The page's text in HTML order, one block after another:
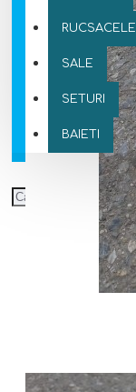
RUCSACELE
SALE
SETURI
BAIETI